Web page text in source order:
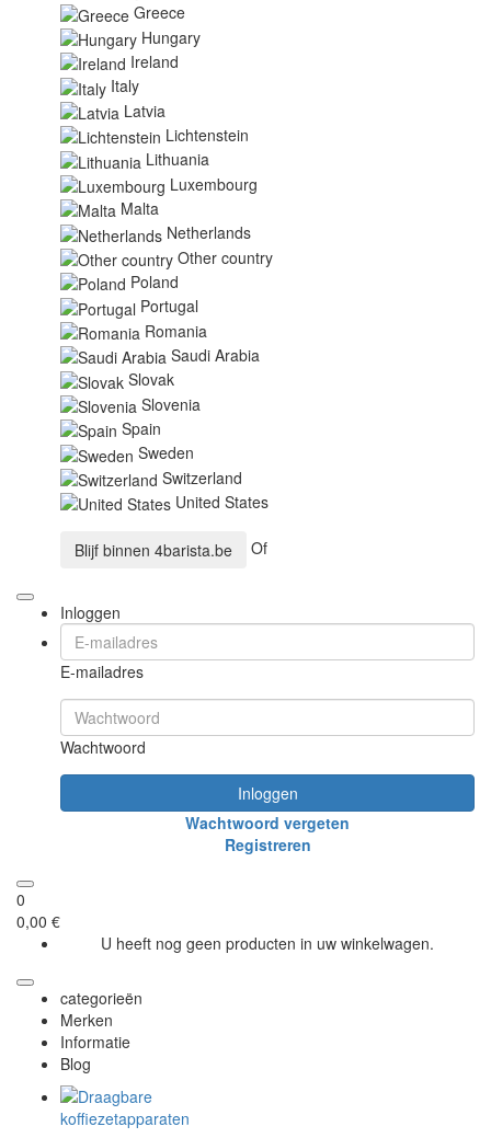
Greece
Hungary
Ireland
Italy
Latvia
Lichtenstein
Lithuania
Luxembourg
Malta
Netherlands
Other country
Poland
Portugal
Romania
Saudi Arabia
Slovak
Slovenia
Spain
Sweden
Switzerland
United States
Blijf binnen 4barista.be Of
Inloggen
E-mailadres
Wachtwoord
Inloggen
Wachtwoord vergeten
Registreren
0
0,00 €
U heeft nog geen producten in uw winkelwagen.
categorieën
Merken
Informatie
Blog